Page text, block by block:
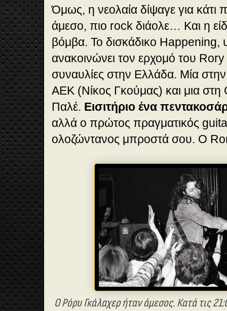
Όμως, η νεολαία δίψαγε για κάτι
άμεσο, πιο rock διάολε… Και η
βόμβα. Το δισκάδικο Happening,
ανακοινώνει τον ερχομό του
συναυλίες στην Ελλάδα. Μία
AEK (Νίκος Γκούμας) και μια
Παλέ. Εισιτήριο ένα
αλλά ο πρώτος πραγματικός
ολοζώντανος μπροστά σου. Ο
Ο Ρόρυ Γκάλαχερ ήταν άμεσος. Κατά τις